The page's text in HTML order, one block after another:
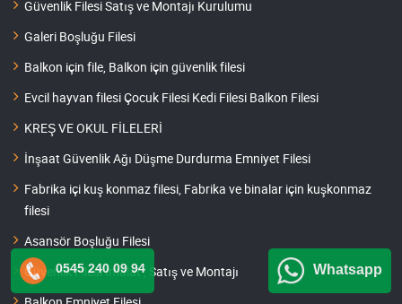
Güvenlik Filesi Satış ve Montajı Kurulumu
Galeri Boşluğu Filesi
Balkon için file, Balkon için güvenlik filesi
Evcil hayvan filesi Çocuk Filesi Kedi Filesi Balkon Filesi
KREŞ VE OKUL FİLELERİ
İnşaat Güvenlik Ağı Düşme Durdurma Emniyet Filesi
Fabrika içi kuş konmaz filesi, Fabrika ve binalar için kuşkonmaz
filesi
Asansör Boşluğu Filesi
Güvenlik Filesi İmalat , Satış ve Montajı
0545 240 09 94 Whatsapp